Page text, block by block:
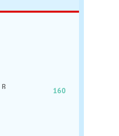
160